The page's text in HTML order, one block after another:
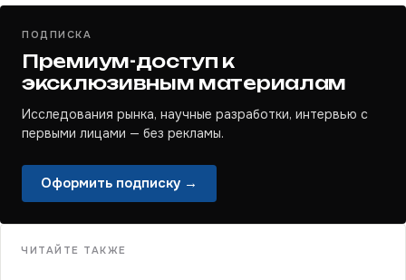
ПОДПИСКА
Премиум-доступ к
эксклюзивным материалам
Исследования рынка, научные разработки, интервью с
первыми лицами — без рекламы.
Оформить подписку →
ЧИТАЙТЕ ТАКЖЕ